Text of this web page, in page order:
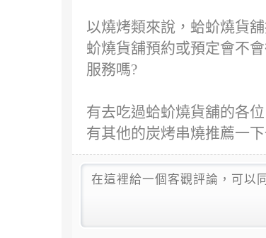
以燒烤類來說，蛤蚧燒貨
蚧燒貨舖預約或預定會不
服務嗎?
有去吃過蛤蚧燒貨舖的各
有其他的炭烤串燒推薦一